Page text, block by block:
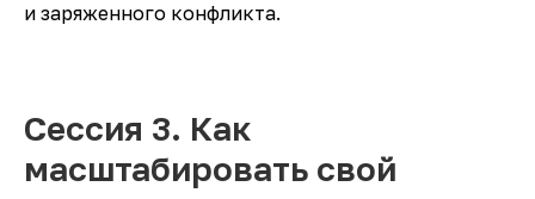
и заряженного конфликта.
Сессия 3. Как
масштабировать свой